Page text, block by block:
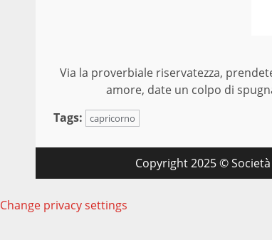
Via la proverbiale riservatezza,
amore, date un colpo di
Tags:
capricorno
Copyright 2025 ©
Change privacy settings